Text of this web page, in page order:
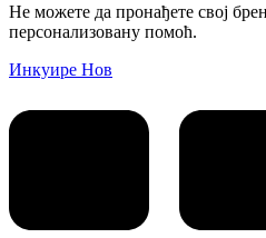
Не можете да пронађете свој
персонализовану помоћ.
Инкуире Нов